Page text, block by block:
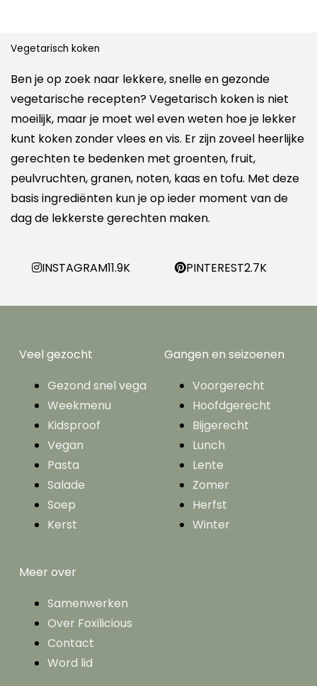
Vegetarisch koken
Ben je op zoek naar lekkere, snelle en gezonde
vegetarische recepten? Vegetarisch koken is niet
moeilijk, maar je moet wel even weten hoe je lekker
kunt koken zonder vlees en vis. Er zijn zoveel heerlijke
gerechten te bedenken met groenten, fruit,
peulvruchten, granen, noten, kaas en tofu. Met deze
basis ingrediënten kun je op ieder moment van de
dag de lekkerste gerechten maken.
INSTAGRAM11.9K PINTEREST2.7K
Veel gezocht
Gezond snel vega
Weekmenu
Kidsproof
Vegan
Pasta
Salade
Soep
Kerst
Gangen en seizoenen
Voorgerecht
Hoofdgerecht
Bijgerecht
Lunch
Lente
Zomer
Herfst
Winter
Meer over
Samenwerken
Over Foxilicious
Contact
Word lid